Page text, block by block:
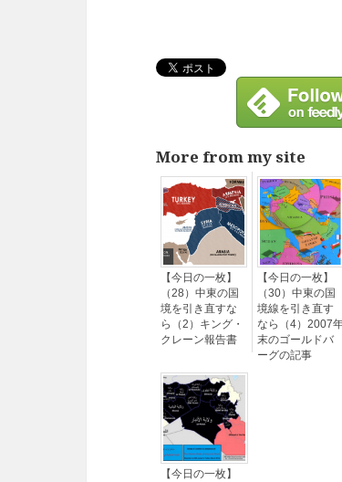
More from my site
【今日の一枚】
（28）中東の国
境を引き直すな
ら（2）キング・
クレーン報告書
【今日の一枚】
（30）中東の国
境線を引き直す
なら（4）2007
末のゴールドバ
ーグの記事
【今日の一枚】